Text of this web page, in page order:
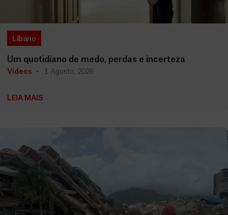
Líbano
Um quotidiano de medo, perdas e incerteza
Vídeos 1 Agosto, 2026
LEIA MAIS